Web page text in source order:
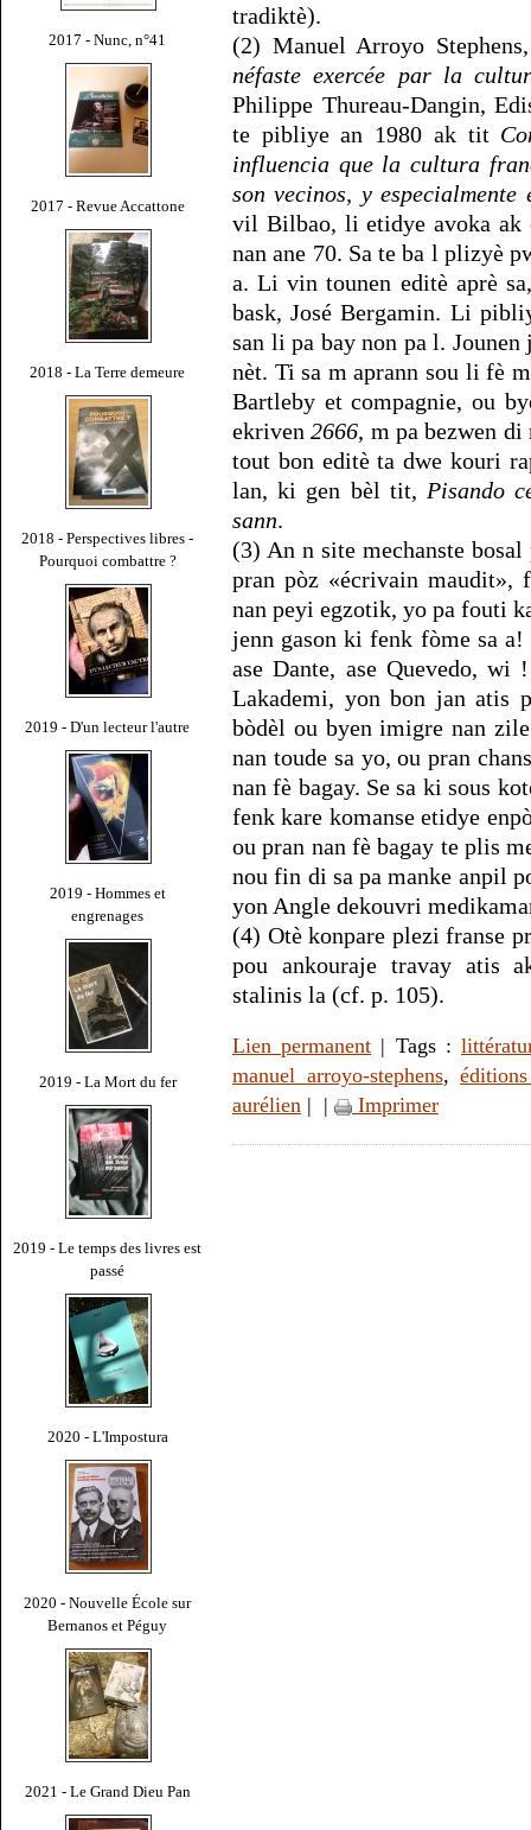
2017 - Nunc, n°41
2017 - Revue Accattone
2018 - La Terre demeure
2018 - Perspectives libres -
Pourquoi combattre ?
2019 - D'un lecteur l'autre
2019 - Hommes et
engrenages
2019 - La Mort du fer
2019 - Le temps des livres est
passé
2020 - L'Impostura
2020 - Nouvelle École sur
Bernanos et Péguy
2021 - Le Grand Dieu Pan
tradiktè).
(2) Manuel Arroyo
néfaste exercée par la
Philippe Thureau-Dangin,
te pibliye an 1980 ak tit
influencia que la cultura
son vecinos, y especialmente
vil Bilbao, li etidye avoka ak
nan ane 70. Sa te ba l plizyè
a. Li vin tounen editè aprè
bask, José Bergamin. Li
san li pa bay non pa l.
nèt. Ti sa m aprann sou li fè
Bartleby et compagnie, ou
ekriven2666, m pa bezwen
tout bon editè ta dwe kouri
lan, ki gen bèl tit, Pisando
sann.
(3) An n site mechanste
pran pòz «écrivain
nan peyi egzotik, yo pa fouti
jenn gason ki fenk fòme sa
ase Dante, ase Quevedo,
Lakademi, yon bon jan atis
bòdèl ou byen imigre nan
nan toude sa yo, ou pran
nan fè bagay. Se sa ki sous
fenk kare komanse etidye
ou pran nan fè bagay te plis
nou fin di sa pa manke anpil
yon Angle dekouvri
(4) Otè konpare plezi franse
pou ankouraje travay atis
stalinis la (cf. p. 105).
Lien permanent | Tags :
manuel arroyo-stephens,
aurélien | | Imprimer